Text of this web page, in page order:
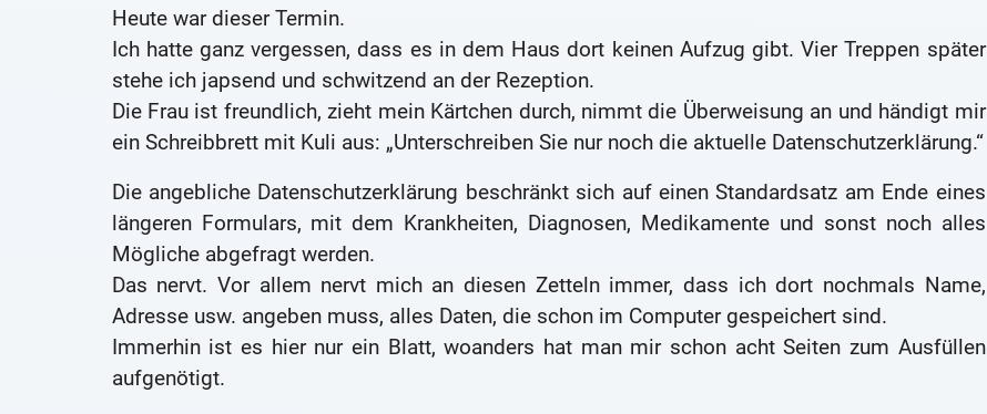
Heute war dieser Termin.
Ich hatte ganz vergessen, dass es in dem Haus dort keinen Aufzug gibt. Vier Treppen später
stehe ich japsend und schwitzend an der Rezeption.
Die Frau ist freundlich, zieht mein Kärtchen durch, nimmt die Überweisung an und händigt mir
ein Schreibbrett mit Kuli aus: „Unterschreiben Sie nur noch die aktuelle Datenschutzerklärung.“
Die angebliche Datenschutzerklärung beschränkt sich auf einen Standardsatz am Ende eines
längeren Formulars, mit dem Krankheiten, Diagnosen, Medikamente und sonst noch alles
Mögliche abgefragt werden.
Das nervt. Vor allem nervt mich an diesen Zetteln immer, dass ich dort nochmals Name,
Adresse usw. angeben muss, alles Daten, die schon im Computer gespeichert sind.
Immerhin ist es hier nur ein Blatt, woanders hat man mir schon acht Seiten zum Ausfüllen
aufgenötigt.